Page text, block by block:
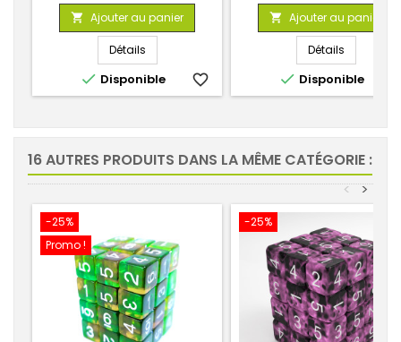
 Ajouter au panier
Détails
 Disponible favorite_border
de
base
 Ajouter au panier
Détails
 Disponible
16 AUTRES PRODUITS DANS LA MÊME CATÉGORIE :
>
<
-25%
Promo !
-25%